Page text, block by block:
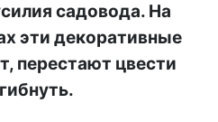
садовода. На
эти декоративные
перестают цвести